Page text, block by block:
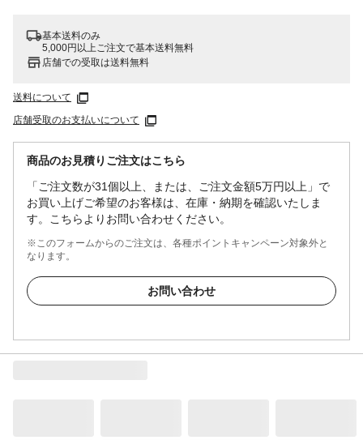
基本送料のみ
5,000円以上ご注文で基本送料無料
店舗での受取は送料無料
送料について
店舗受取のお支払いについて
商品のお見積りご注文はこちら
「ご注文数が31個以上、または、ご注文金額5万円以上」で
お買い上げご希望のお客様は、在庫・納期を確認いたしま
す。こちらよりお問い合わせください。
※このフォームからのご注文は、各種ポイントキャンペーン対象外と
なります。
お問い合わせ